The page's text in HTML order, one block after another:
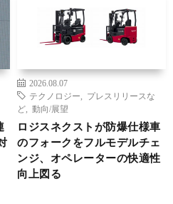
2026.08.07
テクノロジー
プレスリリースな
ど
動向/展望
ロジスネクストが防爆仕様車
のフォークをフルモデルチェ
ンジ、オペレーターの快適性
向上図る